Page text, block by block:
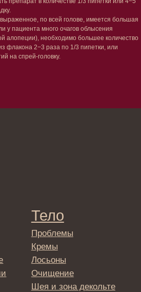
по всей голове, имеется большая
у пациента много очагов облысения
алопеции), необходимо большее количество
флакона 2−3 раза по 1/3 пипетки, или
на спрей-головку.
почты